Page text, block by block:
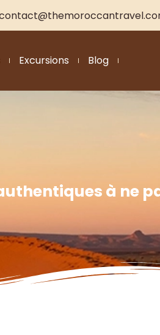
Excursions Blog
à ne